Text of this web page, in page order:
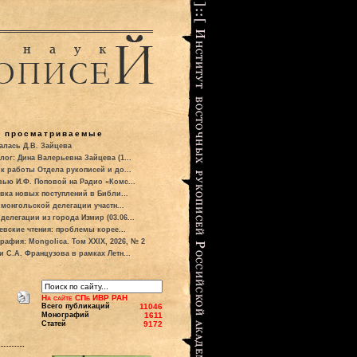
просматриваемые
Д.В. Зайцева
Дина Валерьевна Зайцева (1...
работы Отдела рукописей и до...
И.Ф. Поповой на Радио «Комс...
новых поступлений в Библи...
делегации участн...
из города Измир (03.06...
чтения: проблемы корее...
Mongolica. Том XXIX, 2026, № 2
С.А. Французова в рамках Летн...
На сайте СПб ИВР РАН
Всего публикаций 11046
Монографий 1611
Статей 9172